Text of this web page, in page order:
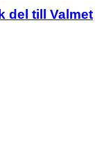
del till Valmet